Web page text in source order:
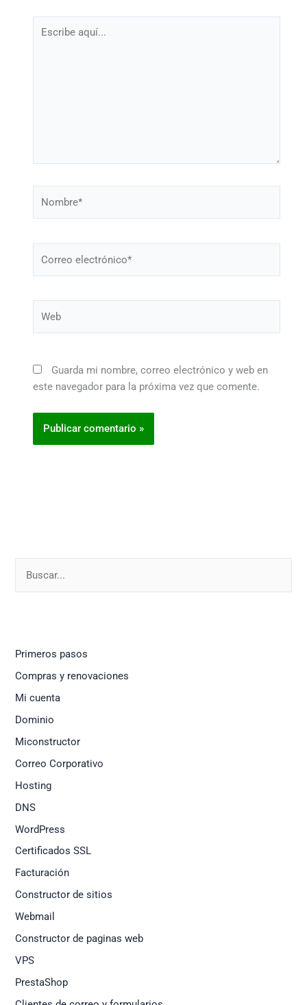
Primeros pasos
Compras y renovaciones
Mi cuenta
Dominio
Miconstructor
Correo Corporativo
Hosting
DNS
WordPress
Certificados SSL
Facturación
Constructor de sitios
Webmail
Constructor de paginas web
VPS
PrestaShop
electrónico*
Guarda mi nombre, correo electrónico y web en
este navegador para la próxima vez que comente.